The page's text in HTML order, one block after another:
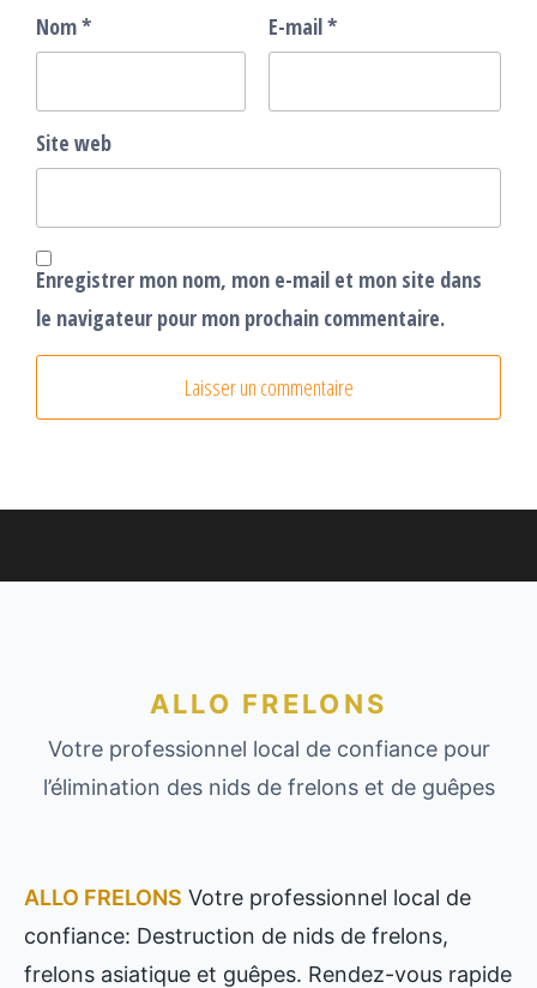
Nom* E-mail*
Site web
Enregistrer mon nom, mon e-mail et mon site dans
le navigateur pour mon prochain commentaire.
ALLO FRELONS
Votre professionnel local de confiance pour
l’élimination des nids de frelons et de guêpes
ALLO FRELONS Votre professionnel local de
confiance: Destruction de nids de frelons,
frelons asiatique et guêpes. Rendez-vous rapide